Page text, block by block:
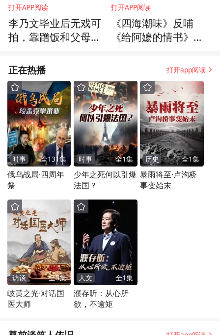
打开APP阅读
李乃文毕业后无戏可
拍，靠蹭饭和父母救
卑失联一年
打开APP阅读
《四海潮味》反哺
《给阿嬷的情书》剧
让纪录片得以延续
正在热播 打开app阅读
时事 全131集
俄乌战局·四周年
祭
时事 全1集
少年之死何以引爆
法国？
历史 全1集
暴雨将至·卢沟桥
事变始末
访谈 全5集
岐黄之光·对话国
医大师
人文 全1集
濮存昕：从心所
欲，不逾矩